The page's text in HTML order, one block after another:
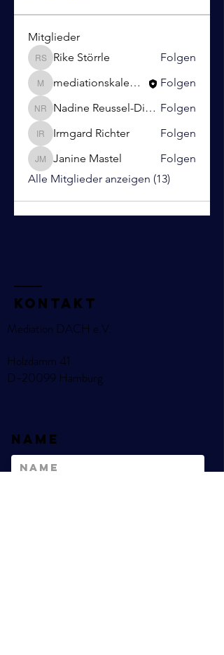
Mitglieder
Rike Störrle
Rike Störrle Folgen
mediationskalender mediationskalender Folgen
Nadine Reussel-Distler Nadine Reussel-Distler Folgen
Irmgard Richter
Irmgard Richter Folgen
Janine Mastel
Janine Mastel
Folgen
Alle Mitglieder anzeigen (13)
KOntakt
Mediation DACH e.V.
Holzdamm 41
D-20099 Hamburg
Name